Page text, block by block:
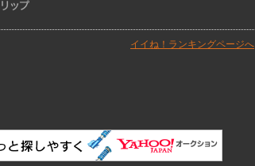
イイね！ランキングページへ